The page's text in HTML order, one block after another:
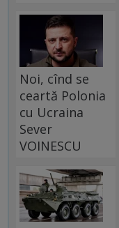
Noi, cînd se
ceartă Polonia
cu Ucraina
Sever
VOINESCU